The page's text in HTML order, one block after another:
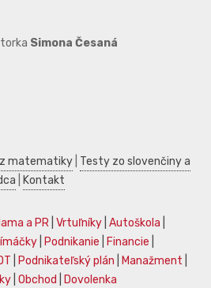
Simona Česaná
matematiky Testy zo slovenčiny a
Kontakt
a PR Vrtuľníky Autoškola
Podnikanie Financie
Podnikateľský plán Manažment
Obchod Dovolenka